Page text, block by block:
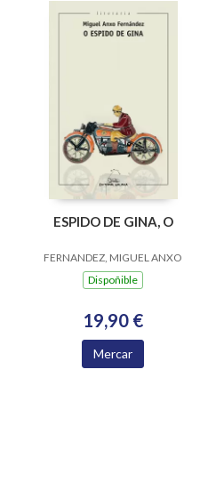
ESPIDO DE GINA, O
FERNANDEZ, MIGUEL ANXO
Dispoñible
19,90 €
Mercar